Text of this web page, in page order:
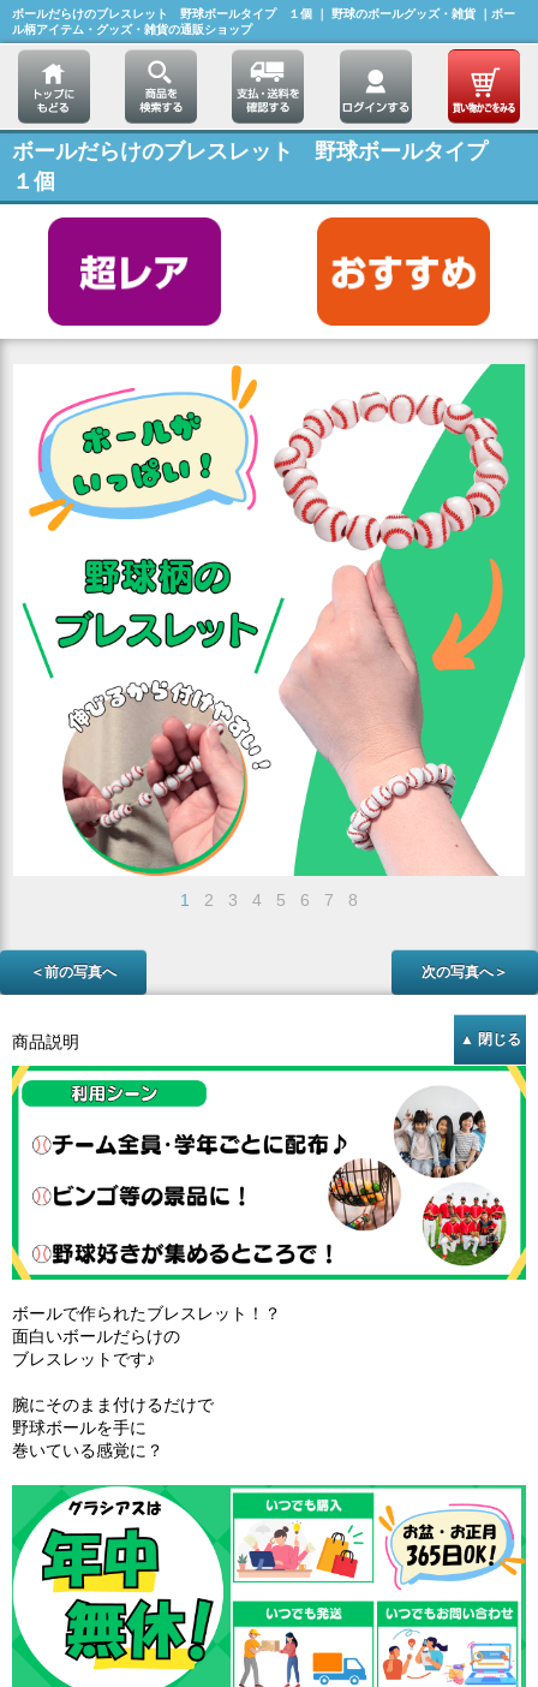
ボールだらけのブレスレット 野球ボールタイプ １個 ｜ 野球のボールグッズ・雑貨 ｜ボー
ル柄アイテム・グッズ・雑貨の通販ショップ
ボールだらけのブレスレット 野球ボールタイプ
１個
1 2 3 4 5 6 7 8
＜前の写真へ 次の写真へ＞
商品説明
ボールで作られたブレスレット！？
面白いボールだらけの
ブレスレットです♪
腕にそのまま付けるだけで
野球ボールを手に
巻いている感覚に？